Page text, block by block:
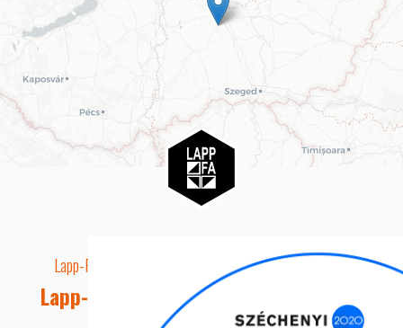
Lapp-Fa EUTR technikai azonosító száma: AA5849163
Lapp-fa Kft. Webshop Ügyfélszolgálat